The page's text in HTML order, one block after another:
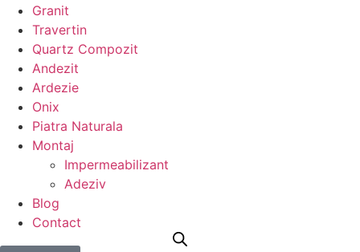
Granit
Travertin
Quartz Compozit
Andezit
Ardezie
Onix
Piatra Naturala
Montaj
Impermeabilizant
Adeziv
Blog
Contact